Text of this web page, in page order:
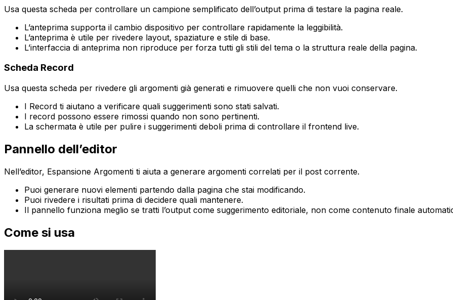
Usa questa scheda per controllare un campione semplificato dell’output prima di testare la pagina reale.
L’anteprima supporta il cambio dispositivo per controllare rapidamente la leggibilità.
L’anteprima è utile per rivedere layout, spaziature e stile di base.
L’interfaccia di anteprima non riproduce per forza tutti gli stili del tema o la struttura reale della pagina.
Scheda Record
Usa questa scheda per rivedere gli argomenti già generati e rimuovere quelli che non vuoi conservare.
I Record ti aiutano a verificare quali suggerimenti sono stati salvati.
I record possono essere rimossi quando non sono pertinenti.
La schermata è utile per pulire i suggerimenti deboli prima di controllare il frontend live.
Pannello dell’editor
Nell’editor, Espansione Argomenti ti aiuta a generare argomenti correlati per il post corrente.
Puoi generare nuovi elementi partendo dalla pagina che stai modificando.
Puoi rivedere i risultati prima di decidere quali mantenere.
Il pannello funziona meglio se tratti l’output come suggerimento editoriale, non come contenuto finale
Come si usa